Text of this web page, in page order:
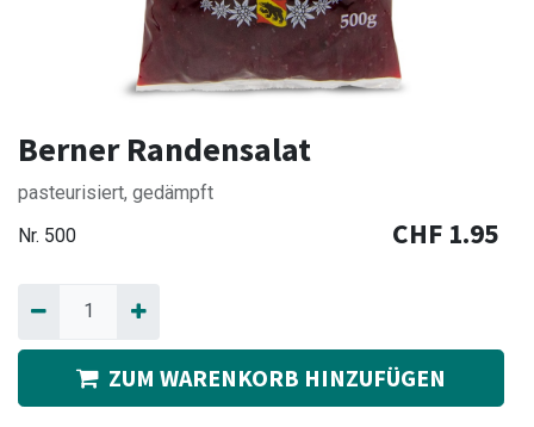
Berner Randensalat
pasteurisiert, gedämpft
Nr. 500 CHF 1.95
ZUM WARENKORB HINZUFÜGEN